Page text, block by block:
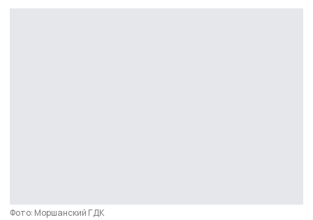
Фото: Моршанский ГДК